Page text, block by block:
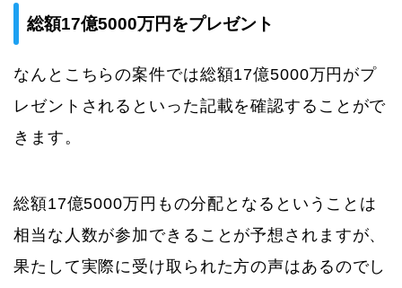
総額17億5000万円をプレゼント
なんとこちらの案件では総額17億5000万円がプ
レゼントされるといった記載を確認することがで
きます。
総額17億5000万円もの分配となるということは
相当な人数が参加できることが予想されますが、
果たして実際に受け取られた方の声はあるのでし